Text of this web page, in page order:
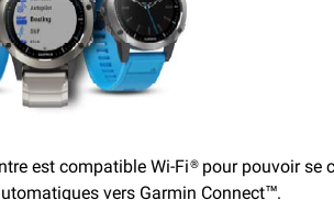
est compatible Wi-Fi® pour pouvoir se
vers Garmin Connect™.